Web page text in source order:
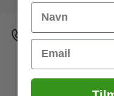
Kundeservice
hvis du har
Name
Email